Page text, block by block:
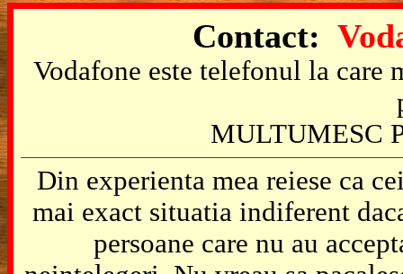
Contact:
Vodafone este telefonul la
MULTUMESC
Din experienta mea reiese ca
mai exact situatia indiferent
persoane care nu au